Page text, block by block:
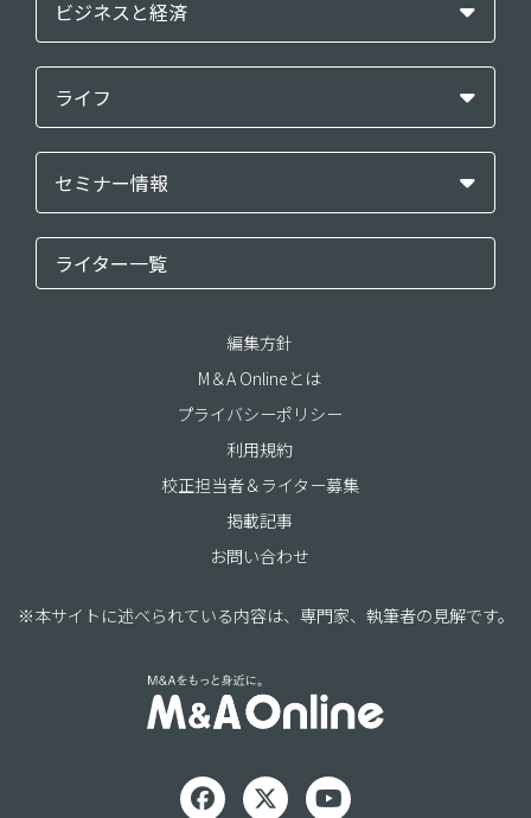
ビジネスと経済
ライフ
セミナー情報
ライター一覧
編集方針
M＆A Onlineとは
プライバシーポリシー
利用規約
校正担当者＆ライター募集
掲載記事
お問い合わせ
※本サイトに述べられている内容は、専門家、執筆者の見解です。